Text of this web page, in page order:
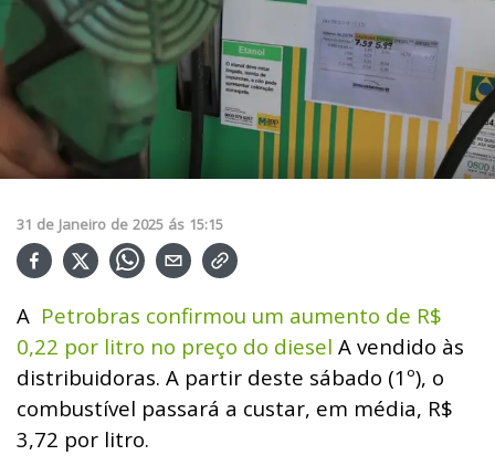
31 de Janeiro de 2025 ás 15:15
A Petrobras confirmou um aumento de R$
0,22 por litro no preço do diesel A vendido às
distribuidoras. A partir deste sábado (1º), o
combustível passará a custar, em média, R$
3,72 por litro.